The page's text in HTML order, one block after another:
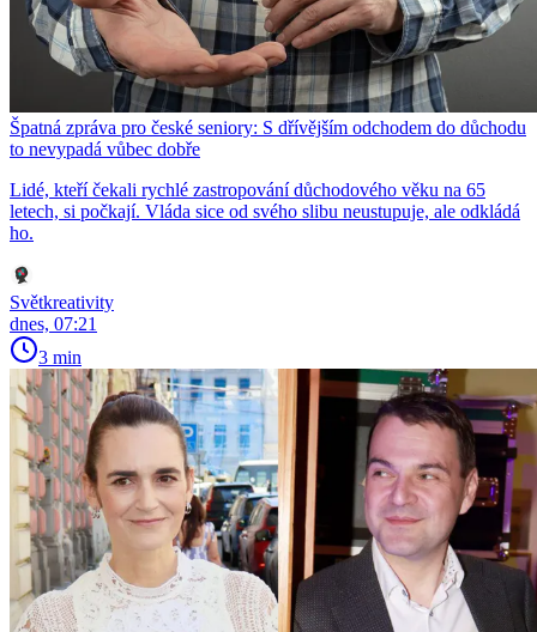
Špatná zpráva pro české seniory: S dřívějším odchodem do důchodu
to nevypadá vůbec dobře
Lidé, kteří čekali rychlé zastropování důchodového věku na 65
letech, si počkají. Vláda sice od svého slibu neustupuje, ale odkládá
ho.
Světkreativity
dnes, 07:21
3 min